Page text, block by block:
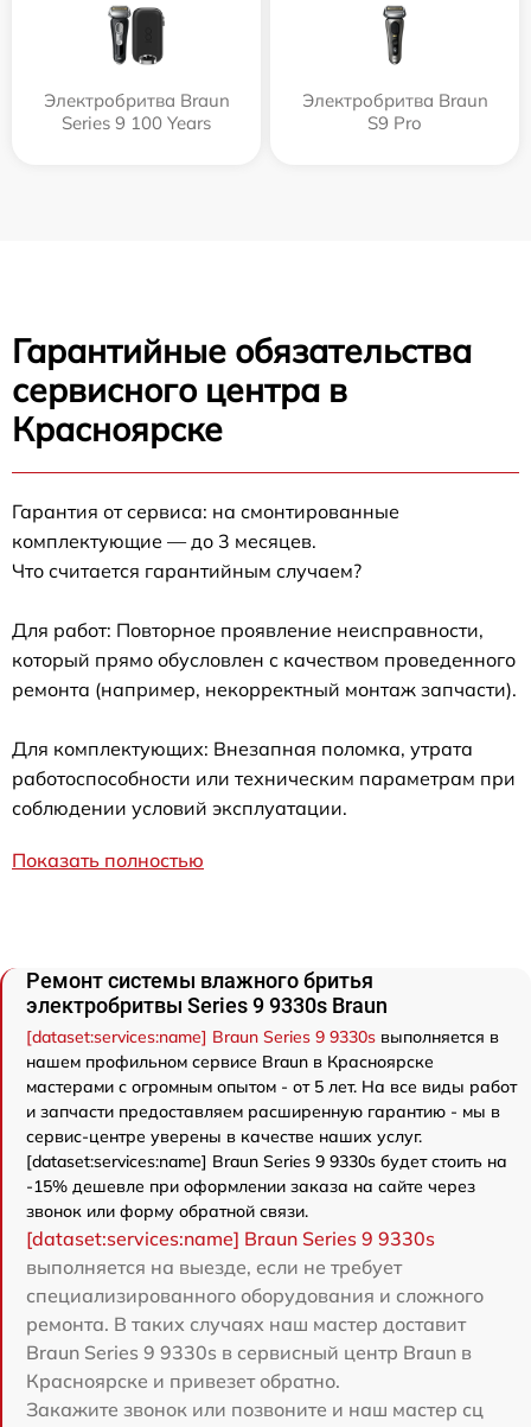
Электробритва Braun
Series 9 100 Years
Электробритва Braun
S9 Pro
Гарантийные обязательства
сервисного центра в
Красноярске
Гарантия от сервиса: на смонтированные
комплектующие — до 3 месяцев.
Что считается гарантийным случаем?
Для работ: Повторное проявление неисправности,
который прямо обусловлен с качеством проведенного
ремонта (например, некорректный монтаж запчасти).
Для комплектующих: Внезапная поломка, утрата
работоспособности или техническим параметрам при
соблюдении условий эксплуатации.
Показать полностью
Ремонт системы влажного бритья
электробритвы Series 9 9330s Braun
[dataset:services:name] Braun Series 9 9330s выполняется в
нашем профильном сервисе Braun в Красноярске
мастерами с огромным опытом - от 5 лет. На все виды работ
и запчасти предоставляем расширенную гарантию - мы в
сервис-центре уверены в качестве наших услуг.
[dataset:services:name] Braun Series 9 9330s будет стоить на
-15% дешевле при оформлении заказа на сайте через
звонок или форму обратной связи.
[dataset:services:name] Braun Series 9 9330s
выполняется на выезде, если не требует
специализированного оборудования и сложного
ремонта. В таких случаях наш мастер доставит
Braun Series 9 9330s в сервисный центр Braun в
Красноярске и привезет обратно.
Закажите звонок или позвоните и наш мастер сц